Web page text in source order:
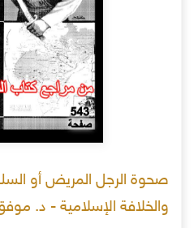
صحوة الرجل المريض أو
والخلافة الإسلامية - د. موفق